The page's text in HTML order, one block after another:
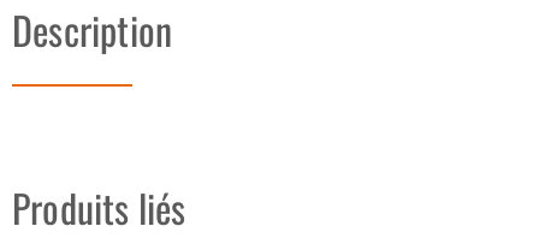
Description
Produits liés